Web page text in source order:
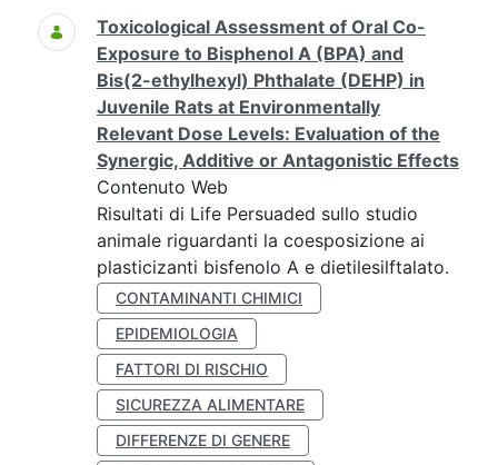
Ricerca
Toxicological Assessment of Oral Co-
Exposure to Bisphenol A (BPA) and
Bis(2-ethylhexyl) Phthalate (DEHP) in
Juvenile Rats at Environmentally
Relevant Dose Levels: Evaluation of the
Synergic, Additive or Antagonistic Effects
Contenuto Web
Risultati di Life Persuaded sullo studio
animale riguardanti la coesposizione ai
plasticizanti bisfenolo A e dietilesilftalato.
CONTAMINANTI CHIMICI
EPIDEMIOLOGIA
FATTORI DI RISCHIO
SICUREZZA ALIMENTARE
DIFFERENZE DI GENERE